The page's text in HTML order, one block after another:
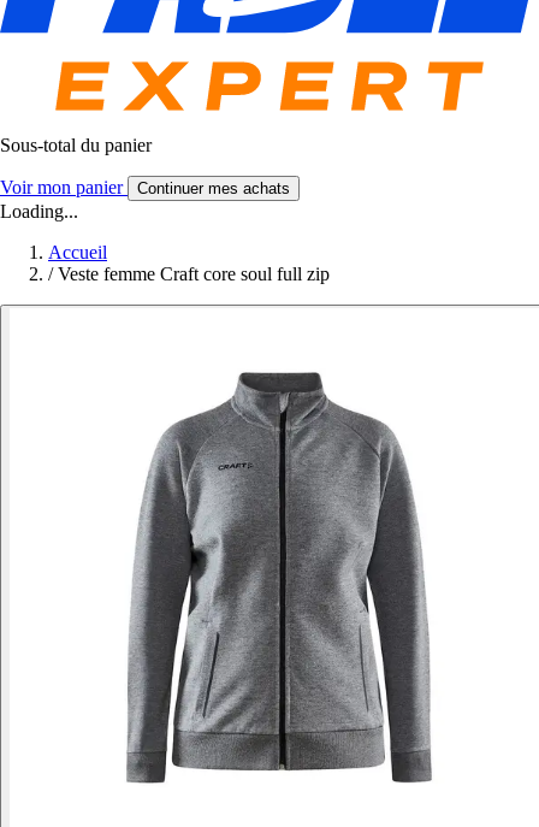
Sous-total du panier
Voir mon panier Continuer mes achats
Loading...
Accueil
/ Veste femme Craft core soul full zip